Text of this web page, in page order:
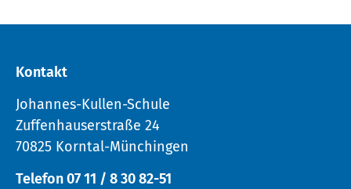
Kontakt
Johannes-Kullen-Schule
Zuffenhauserstraße 24
70825 Korntal-Münchingen
Telefon 07 11 / 8 30 82-51